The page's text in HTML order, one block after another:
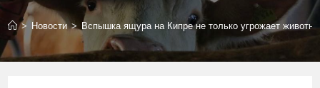
> Новости > Вспышка ящура на Кипре не только угрожает